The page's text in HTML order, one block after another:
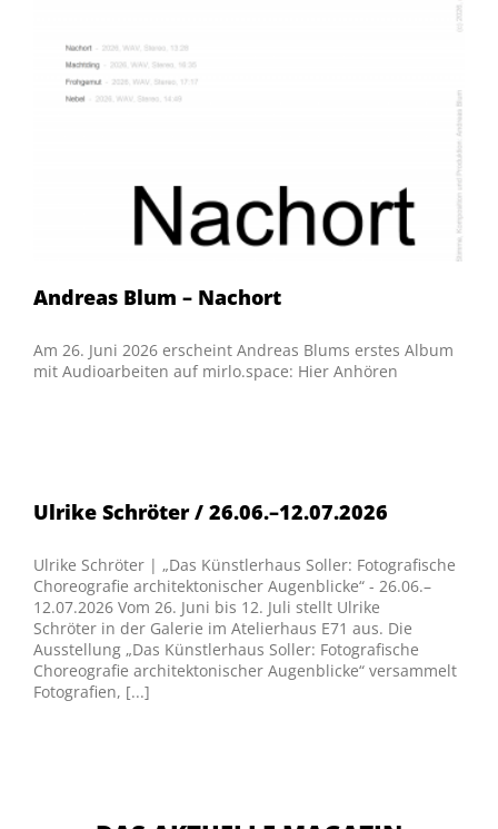
Andreas Blum – Nachort
Am 26. Juni 2026 erscheint Andreas Blums erstes Album
mit Audioarbeiten auf mirlo.space: Hier Anhören
Ulrike Schröter / 26.06.–12.07.2026
Ulrike Schröter | „Das Künstlerhaus Soller: Fotografische
Choreografie architektonischer Augenblicke“ - 26.06.–
12.07.2026 Vom 26. Juni bis 12. Juli stellt Ulrike
Schröter in der Galerie im Atelierhaus E71 aus. Die
Ausstellung „Das Künstlerhaus Soller: Fotografische
Choreografie architektonischer Augenblicke“ versammelt
Fotografien, [...]